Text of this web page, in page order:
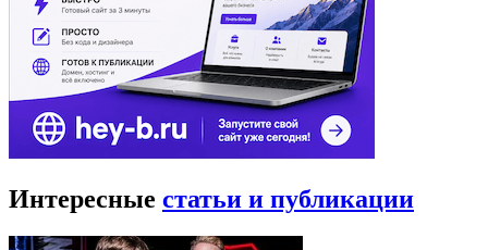
Интересные статьи и публикации